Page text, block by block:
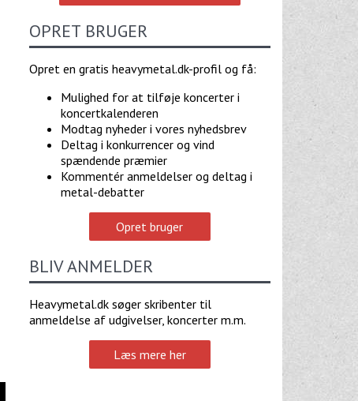
OPRET BRUGER
Opret en gratis heavymetal.dk-profil og få:
Mulighed for at tilføje koncerter i
koncertkalenderen
Modtag nyheder i vores nyhedsbrev
Deltag i konkurrencer og vind
spændende præmier
Kommentér anmeldelser og deltag i
metal-debatter
Opret bruger
BLIV ANMELDER
Heavymetal.dk søger skribenter til
anmeldelse af udgivelser, koncerter m.m.
Læs mere her